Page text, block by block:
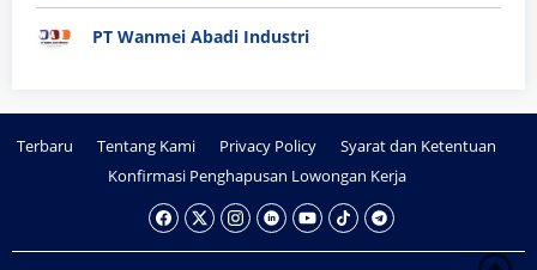
PT Wanmei Abadi Industri
Terbaru Tentang Kami Privacy Policy
Syarat dan Ketentuan
Konfirmasi Penghapusan Lowongan Kerja